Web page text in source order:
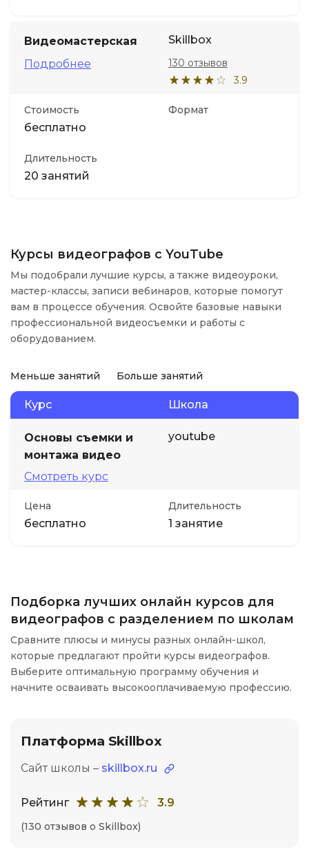
Видеомастерская
Подробнее
Skillbox
3.9
130 отзывов
Стоимость
бесплатно
Формат
Длительность
20 занятий
Курсы видеографов с YouTube
Мы подобрали лучшие курсы, а также видеоуроки,
мастер-классы, записи вебинаров, которые помогут
вам в процессе обучения. Освойте базовые навыки
профессиональной видеосъемки и работы с
оборудованием.
Меньше занятий Больше занятий
Курс Школа
Основы съемки и
монтажа видео
Смотреть курс
youtube
Цена
бесплатно
Длительность
1 занятие
Подборка лучших онлайн курсов для
видеографов с разделением по школам
Сравните плюсы и минусы разных онлайн-школ,
которые предлагают пройти курсы видеографов.
Выберите оптимальную программу обучения и
начните осваивать высокооплачиваемую профессию.
Платформа Skillbox
Сайт школы – skillbox.ru
Рейтинг 3.9
(130 отзывов о Skillbox)